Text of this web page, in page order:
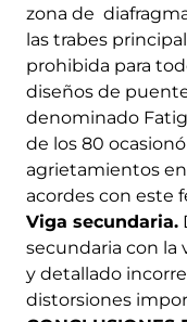
zona de
las trabes
prohibida para
diseños de
denominado
de los 80
agrietamientos
acordes con este
Viga secundaria.
secundaria con la
y detallado
distorsiones